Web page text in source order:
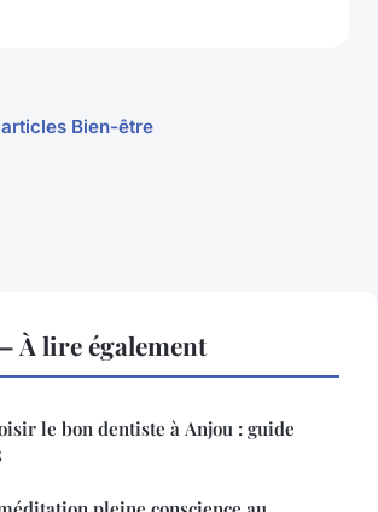
Bien-être
À lire également
le bon dentiste à Anjou : guide